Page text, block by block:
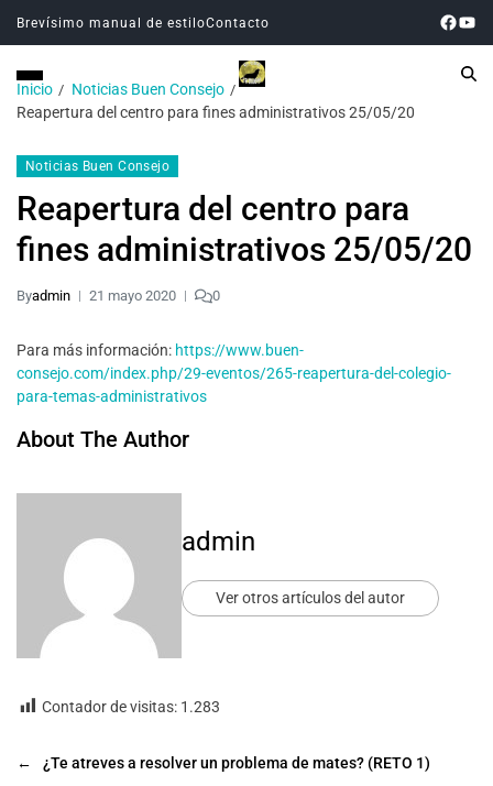
Brevísimo manual de estiloContacto
Inicio
Noticias Buen Consejo
Reapertura del centro para fines administrativos 25/05/20
Noticias Buen Consejo
Reapertura del centro para
fines administrativos 25/05/20
Byadmin 21 mayo 2020 0
Para más información: https://www.buen-
consejo.com/index.php/29-eventos/265-reapertura-del-colegio-
para-temas-administrativos
About The Author
admin
Ver otros artículos del autor
Contador de visitas: 1.283
←
¿Te atreves a resolver un problema de mates? (RETO 1)